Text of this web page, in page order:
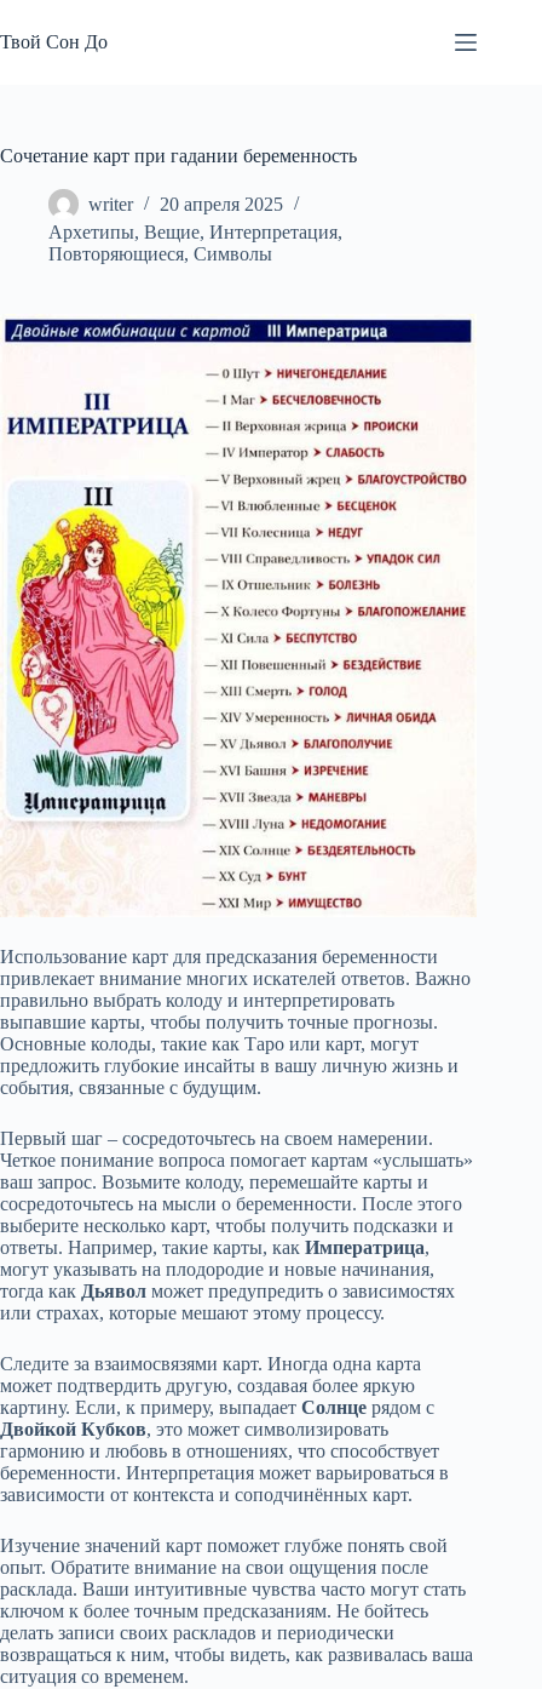
к
сути
Твой Сон До
Сочетание карт при гадании беременность
writer
20 апреля 2025
Архетипы, Вещие, Интерпретация,
Повторяющиеся, Символы
Использование карт для предсказания беременности
привлекает внимание многих искателей ответов. Важно
правильно выбрать колоду и интерпретировать
выпавшие карты, чтобы получить точные прогнозы.
Основные колоды, такие как Таро или карт, могут
предложить глубокие инсайты в вашу личную жизнь и
события, связанные с будущим.
Первый шаг – сосредоточьтесь на своем намерении.
Четкое понимание вопроса помогает картам «услышать»
ваш запрос. Возьмите колоду, перемешайте карты и
сосредоточьтесь на мысли о беременности. После этого
выберите несколько карт, чтобы получить подсказки и
ответы. Например, такие карты, как Императрица,
могут указывать на плодородие и новые начинания,
тогда как Дьявол может предупредить о зависимостях
или страхах, которые мешают этому процессу.
Следите за взаимосвязями карт. Иногда одна карта
может подтвердить другую, создавая более яркую
картину. Если, к примеру, выпадает Солнце рядом с
Двойкой Кубков, это может символизировать
гармонию и любовь в отношениях, что способствует
беременности. Интерпретация может варьироваться в
зависимости от контекста и соподчинённых карт.
Изучение значений карт поможет глубже понять свой
опыт. Обратите внимание на свои ощущения после
расклада. Ваши интуитивные чувства часто могут стать
ключом к более точным предсказаниям. Не бойтесь
делать записи своих раскладов и периодически
возвращаться к ним, чтобы видеть, как развивалась ваша
ситуация со временем.